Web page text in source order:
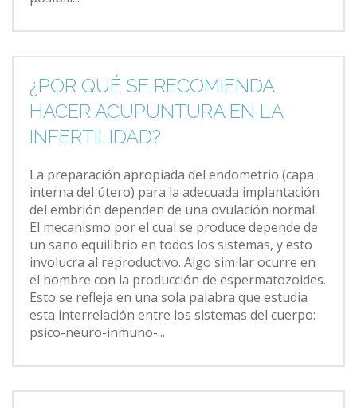
¿POR QUÉ SE RECOMIENDA
HACER ACUPUNTURA EN LA
INFERTILIDAD?
La preparación apropiada del endometrio (capa
interna del útero) para la adecuada implantación
del embrión dependen de una ovulación normal.
El mecanismo por el cual se produce depende de
un sano equilibrio en todos los sistemas, y esto
involucra al reproductivo. Algo similar ocurre en
el hombre con la producción de espermatozoides.
Esto se refleja en una sola palabra que estudia
esta interrelación entre los sistemas del cuerpo:
psico-neuro-inmuno-...